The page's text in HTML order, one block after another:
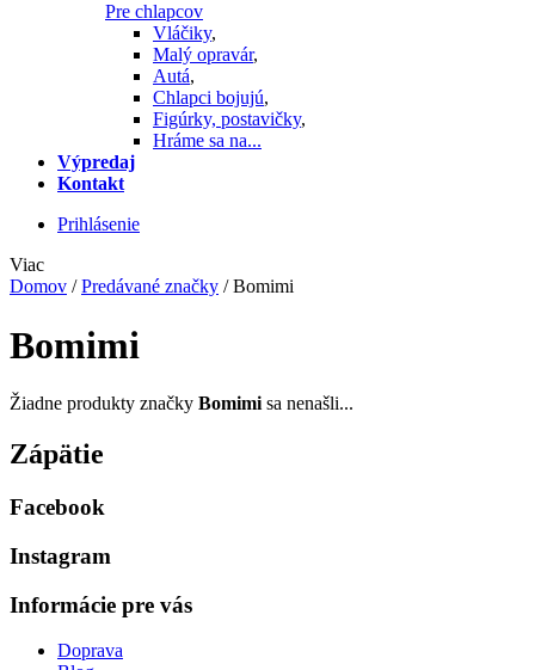
Pre chlapcov
Vláčiky,
Malý opravár,
Autá,
Chlapci bojujú,
Figúrky, postavičky,
Hráme sa na...
Výpredaj
Kontakt
Prihlásenie
Viac
Domov / Predávané značky / Bomimi
Bomimi
Žiadne produkty značky Bomimi sa nenašli...
Zápätie
Facebook
Instagram
Informácie pre vás
Doprava